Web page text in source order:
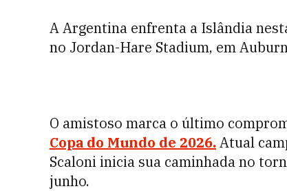
A Argentina enfrenta a Islândia
no Jordan-Hare Stadium, em
O amistoso marca o último
Copa do Mundo de 2026.Atual
Scaloni inicia sua caminhada no
junho.